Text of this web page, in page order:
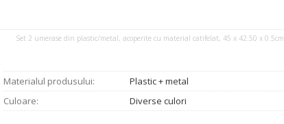
Set 2 umerase din plastic/metal, acoperite cu material catifelat, 45 x 42.50 x 0.5cm
Materialul produsului:
Plastic + metal
Culoare:
Diverse culori